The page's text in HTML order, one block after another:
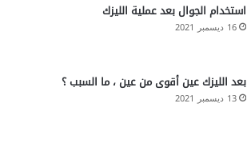
استخدام الجوال بعد عملية الليزك
16 ديسمبر 2021
بعد الليزك عين أقوى من عين ، ما السبب ؟
13 ديسمبر 2021